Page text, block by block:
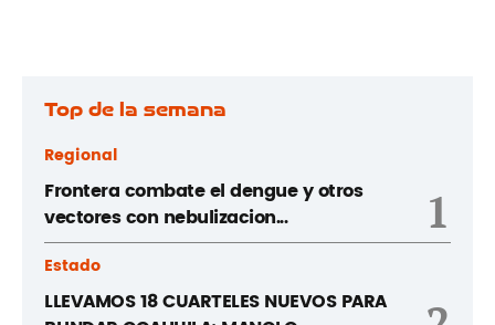
Top de la semana
Regional
Frontera combate el dengue y otros
vectores con nebulizacion...
1
Estado
LLEVAMOS 18 CUARTELES NUEVOS PARA